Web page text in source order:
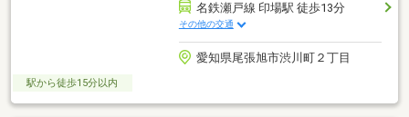
名鉄瀬戸線 印場駅 徒歩13分
その他の交通
愛知県尾張旭市渋川町２丁目
駅から徒歩15分以内